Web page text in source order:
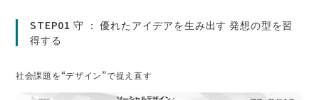
ン賞、カンヌライオンズ（仏）、D&AD（英）Shenzhen
Design Award 2014（中）他受賞多数。
STEP01 守 ： 優れたアイデアを生み出す 発想の型を習
得する
社会課題を“デザイン”で捉え直す